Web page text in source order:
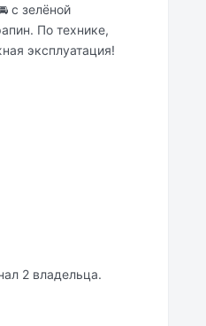
с зелёной
По технике,
эксплуатация!
2 владельца.